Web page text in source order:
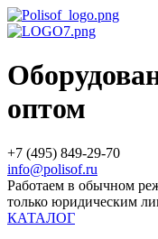
оптом
+7 (495) 849-29-70
info@polisof.ru
Работаем в обычном
только юридическим
КАТАЛОГ